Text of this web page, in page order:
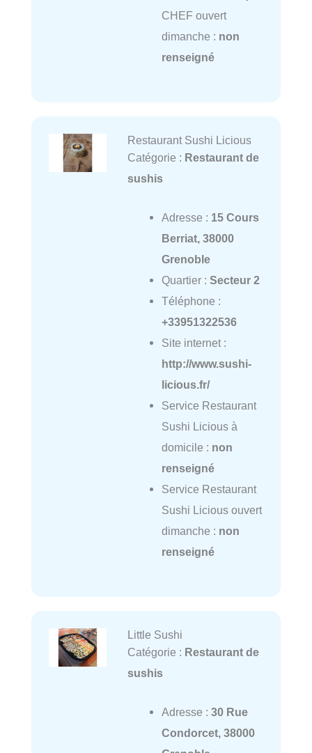
CHEF ouvert
dimanche : non
renseigné
Restaurant Sushi Licious
Catégorie : Restaurant de
sushis
Adresse : 15 Cours
Berriat, 38000
Grenoble
Quartier : Secteur 2
Téléphone :
+33951322536
Site internet :
http://www.sushi-
licious.fr/
Service Restaurant
Sushi Licious à
domicile : non
renseigné
Service Restaurant
Sushi Licious ouvert
dimanche : non
renseigné
Little Sushi
Catégorie : Restaurant de
sushis
Adresse : 30 Rue
Condorcet, 38000